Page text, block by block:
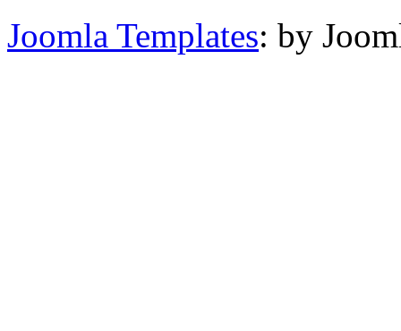
Joomla Templates: by